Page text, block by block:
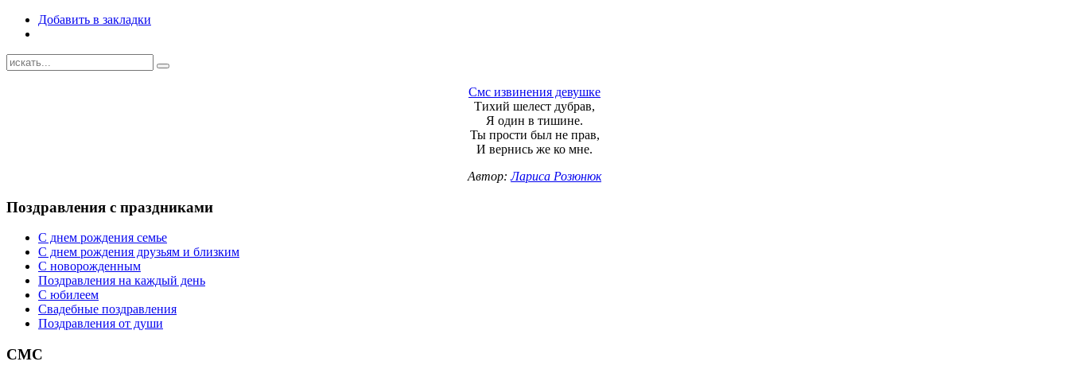
Добавить в закладки
Смс извинения девушке
Тихий шелест дубрав,
Я один в тишине.
Ты прости был не прав,
И вернись же ко мне.
Автор:Лариса Розюнюк
Поздравления с праздниками
С днем рождения семье
С днем рождения друзьям и близким
C новорожденным
Поздравления на каждый день
С юбилеем
Свадебные поздравления
Поздравления от души
СМС